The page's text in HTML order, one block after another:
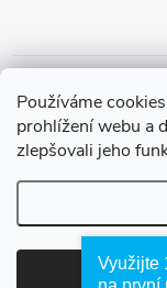
Používáme
prohlížení webu a
zlepšovali jeho
Zásady ochrany
Copyright 2026
Využijte